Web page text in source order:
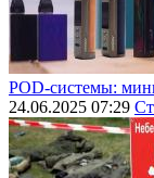
POD-системы:
24.06.2025 07:29